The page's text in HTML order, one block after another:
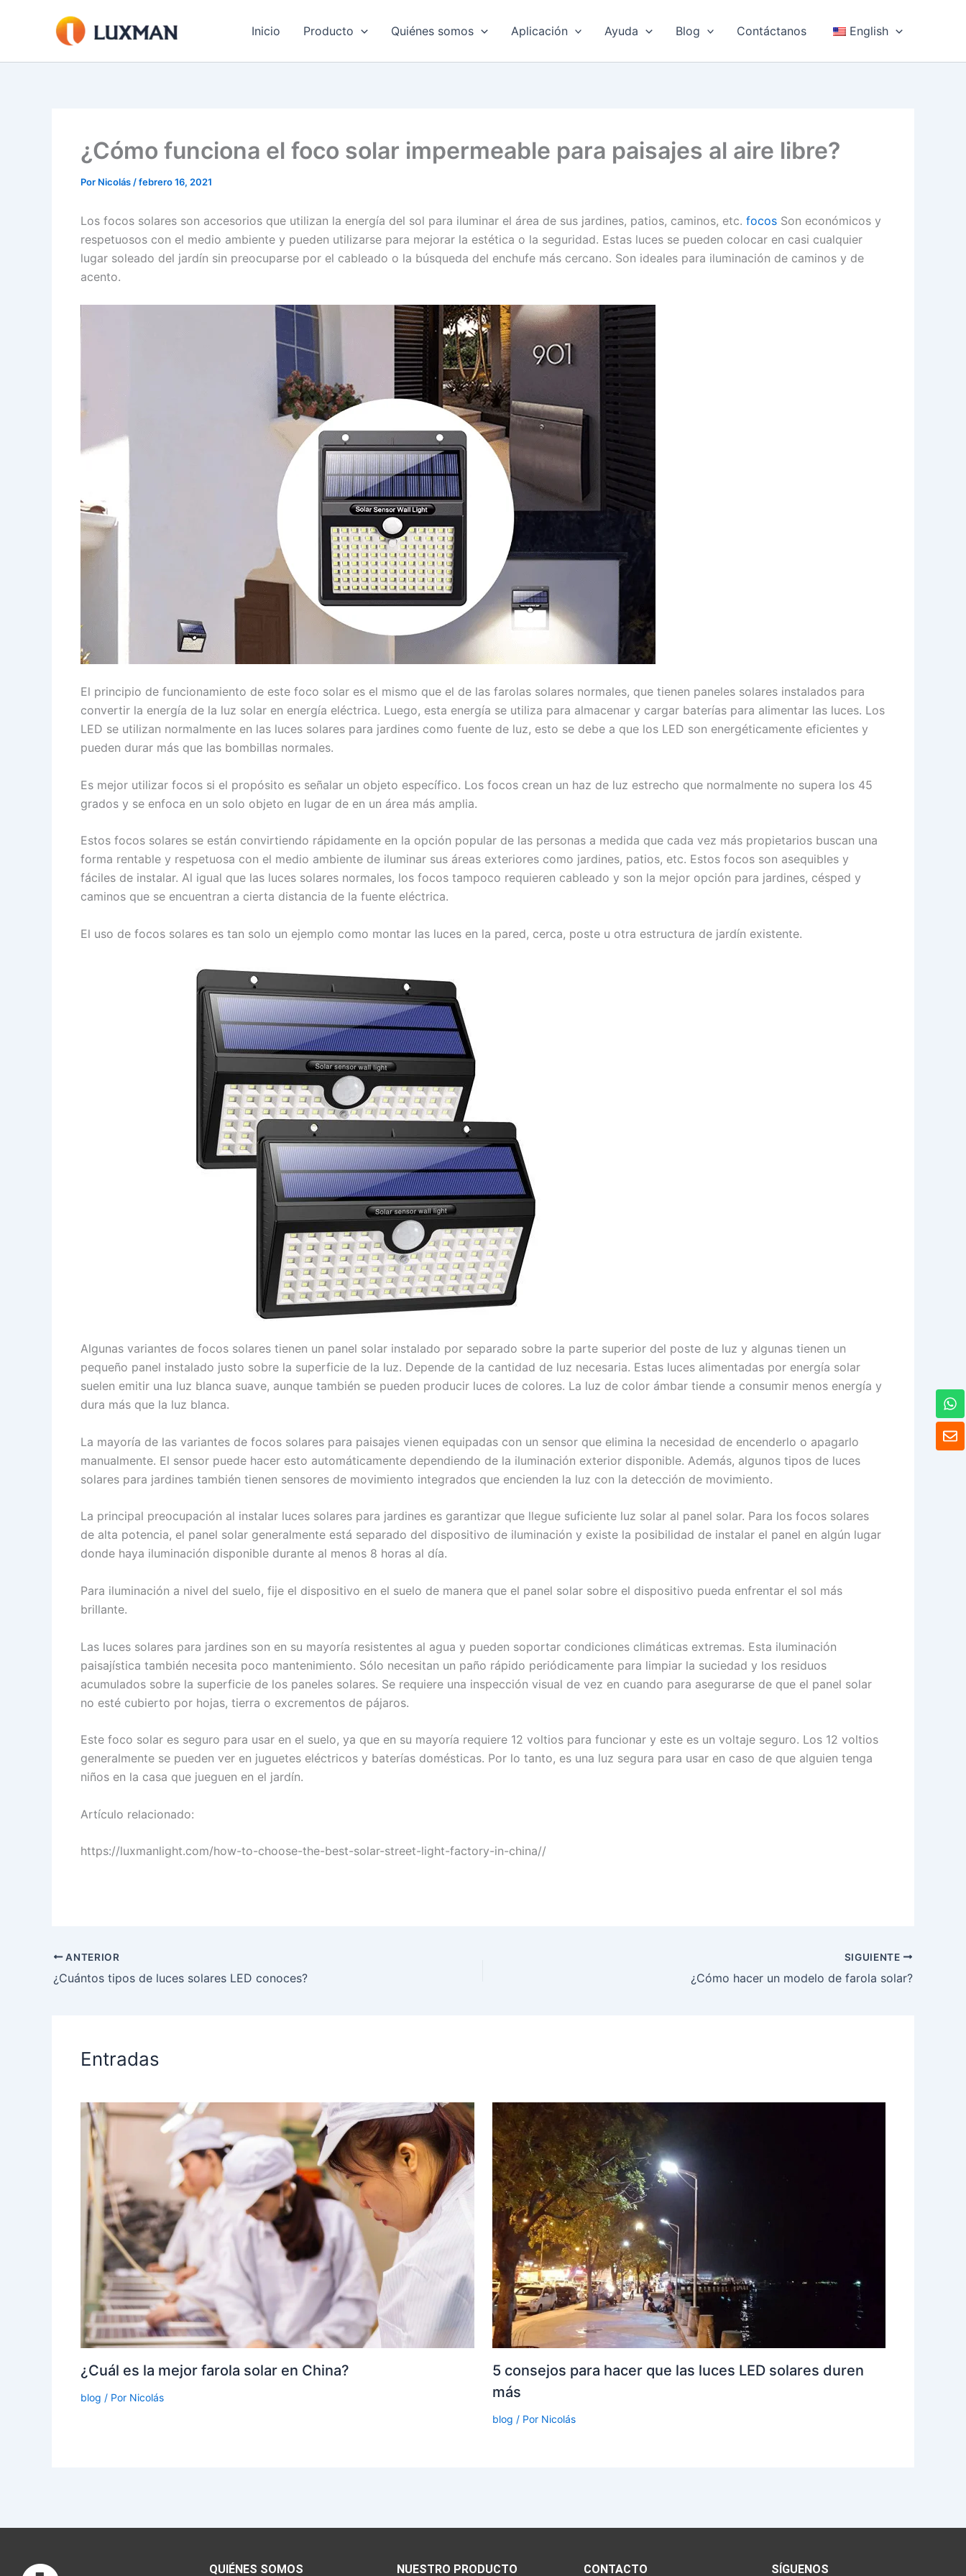
Inicio Producto Quiénes somos Aplicación Ayuda Blog Contáctanos English
¿Cómo funciona el foco solar impermeable para paisajes al aire libre?
Por Nicolás /febrero 16, 2021
Los focos solares son accesorios que utilizan la energía del sol para iluminar el área de sus jardines, patios, caminos, etc. focos Son económicos y
respetuosos con el medio ambiente y pueden utilizarse para mejorar la estética o la seguridad. Estas luces se pueden colocar en casi cualquier
lugar soleado del jardín sin preocuparse por el cableado o la búsqueda del enchufe más cercano. Son ideales para iluminación de caminos y de
acento.
El principio de funcionamiento de este foco solar es el mismo que el de las farolas solares normales, que tienen paneles solares instalados para
convertir la energía de la luz solar en energía eléctrica. Luego, esta energía se utiliza para almacenar y cargar baterías para alimentar las luces. Los
LED se utilizan normalmente en las luces solares para jardines como fuente de luz, esto se debe a que los LED son energéticamente eficientes y
pueden durar más que las bombillas normales.
Es mejor utilizar focos si el propósito es señalar un objeto específico. Los focos crean un haz de luz estrecho que normalmente no supera los 45
grados y se enfoca en un solo objeto en lugar de en un área más amplia.
Estos focos solares se están convirtiendo rápidamente en la opción popular de las personas a medida que cada vez más propietarios buscan una
forma rentable y respetuosa con el medio ambiente de iluminar sus áreas exteriores como jardines, patios, etc. Estos focos son asequibles y
fáciles de instalar. Al igual que las luces solares normales, los focos tampoco requieren cableado y son la mejor opción para jardines, césped y
caminos que se encuentran a cierta distancia de la fuente eléctrica.
El uso de focos solares es tan solo un ejemplo como montar las luces en la pared, cerca, poste u otra estructura de jardín existente.
Algunas variantes de focos solares tienen un panel solar instalado por separado sobre la parte superior del poste de luz y algunas tienen un
pequeño panel instalado justo sobre la superficie de la luz. Depende de la cantidad de luz necesaria. Estas luces alimentadas por energía solar
suelen emitir una luz blanca suave, aunque también se pueden producir luces de colores. La luz de color ámbar tiende a consumir menos energía y
dura más que la luz blanca.
La mayoría de las variantes de focos solares para paisajes vienen equipadas con un sensor que elimina la necesidad de encenderlo o apagarlo
manualmente. El sensor puede hacer esto automáticamente dependiendo de la iluminación exterior disponible. Además, algunos tipos de luces
solares para jardines también tienen sensores de movimiento integrados que encienden la luz con la detección de movimiento.
La principal preocupación al instalar luces solares para jardines es garantizar que llegue suficiente luz solar al panel solar. Para los focos solares
de alta potencia, el panel solar generalmente está separado del dispositivo de iluminación y existe la posibilidad de instalar el panel en algún lugar
donde haya iluminación disponible durante al menos 8 horas al día.
Para iluminación a nivel del suelo, fije el dispositivo en el suelo de manera que el panel solar sobre el dispositivo pueda enfrentar el sol más
brillante.
Las luces solares para jardines son en su mayoría resistentes al agua y pueden soportar condiciones climáticas extremas. Esta iluminación
paisajística también necesita poco mantenimiento. Sólo necesitan un paño rápido periódicamente para limpiar la suciedad y los residuos
acumulados sobre la superficie de los paneles solares. Se requiere una inspección visual de vez en cuando para asegurarse de que el panel solar
no esté cubierto por hojas, tierra o excrementos de pájaros.
Este foco solar es seguro para usar en el suelo, ya que en su mayoría requiere 12 voltios para funcionar y este es un voltaje seguro. Los 12 voltios
generalmente se pueden ver en juguetes eléctricos y baterías domésticas. Por lo tanto, es una luz segura para usar en caso de que alguien tenga
niños en la casa que jueguen en el jardín.
Artículo relacionado:
https://luxmanlight.com/how-to-choose-the-best-solar-street-light-factory-in-china//
ANTERIOR
¿Cuántos tipos de luces solares LED conoces?
SIGUIENTE
¿Cómo hacer un modelo de farola solar?
Entradas
¿Cuál es la mejor farola solar en China?
blog / Por Nicolás
5 consejos para hacer que las luces LED solares duren
más
blog / Por Nicolás
S
o
W
h
a
t
s
QUIÉNES SOMOS NUESTRO PRODUCTO CONTACTO SÍGUENOS